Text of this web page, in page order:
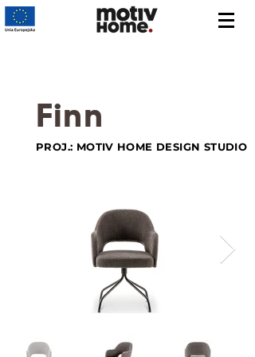
Finn
PROJ.: MOTIV HOME DESIGN STUDIO